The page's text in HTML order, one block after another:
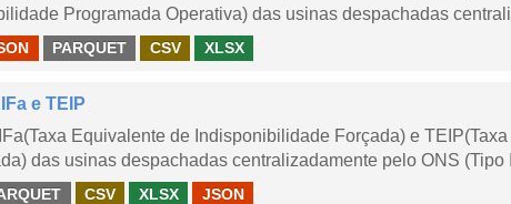
Programada Operativa) das usinas despachadas
PARQUET CSV XLSX
e TEIP
Equivalente de Indisponibilidade Forçada) e
das usinas despachadas centralizadamente pelo ONS (Tipo
CSV XLSX JSON